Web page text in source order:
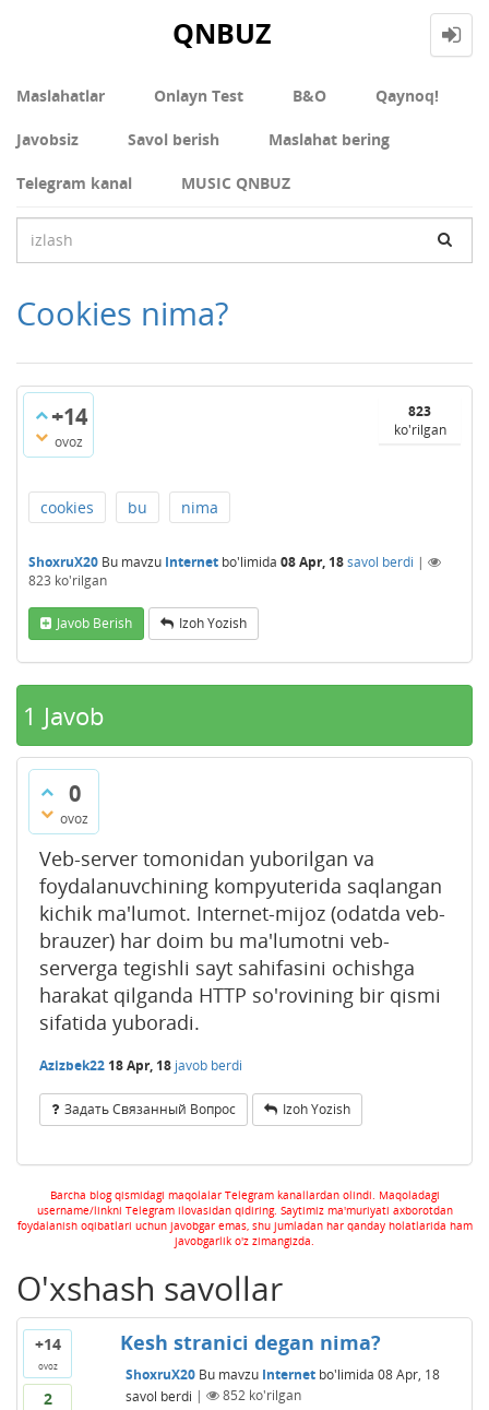
QNBUZ
Maslahatlar Onlayn Test В&О Qaynoq!
Javobsiz Savol berish Maslahat bering
Telegram kanal MUSIC QNBUZ
Cookies nima?
+14
ovoz
823
ko'rilgan
cookies bu nima
ShoxruX20 Bu mavzu Internet bo'limida 08 Apr, 18savol berdi |
823 ko'rilgan
Javob Berish Izoh Yozish
1 Javob
0
ovoz
Veb-server tomonidan yuborilgan va
foydalanuvchining kompyuterida saqlangan
kichik ma'lumot. Internet-mijoz (odatda veb-
brauzer) har doim bu ma'lumotni veb-
serverga tegishli sayt sahifasini ochishga
harakat qilganda HTTP so'rovining bir qismi
sifatida yuboradi.
Azizbek22 18 Apr, 18 javob berdi
Задать Связанный Вопрос Izoh Yozish
Barcha blog qismidagi maqolalar Telegram kanallardan olindi. Maqoladagi
username/linkni Telegram ilovasidan qidiring. Saytimiz ma'muriyati axborotdan
foydalanish oqibatlari uchun javobgar emas, shu jumladan har qanday holatlarida ham
javobgarlik o'z zimangizda.
O'xshash savollar
+14
ovoz
2
Kesh stranici degan nima?
ShoxruX20 Bu mavzu Internetbo'limida 08 Apr, 18
savol berdi | 852ko'rilgan